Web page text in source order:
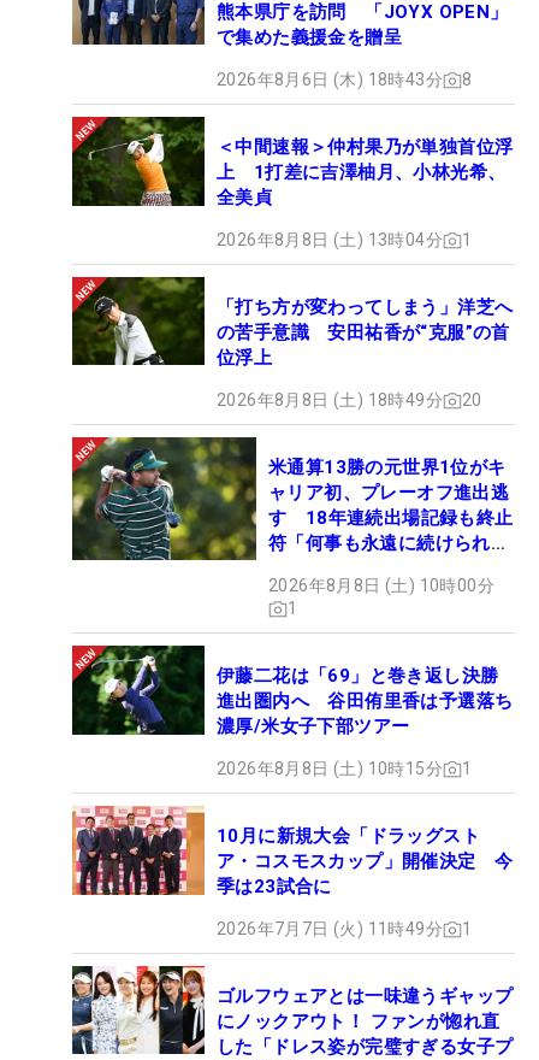
熊本県庁を訪問 「JOYX OPEN」
で集めた義援金を贈呈
2026年8月6日 (木) 18時43分 8
＜中間速報＞仲村果乃が単独首位浮
上 1打差に吉澤柚月、小林光希、
全美貞
2026年8月8日 (土) 13時04分 1
「打ち方が変わってしまう」洋芝へ
の苦手意識 安田祐香が“克服”の首
位浮上
2026年8月8日 (土) 18時49分 20
米通算13勝の元世界1位がキ
ャリア初、プレーオフ進出逃
す 18年連続出場記録も終止
符「何事も永遠に続けられな
2026年8月8日 (土) 10時00分
1
伊藤二花は「69」と巻き返し決勝
進出圏内へ 谷田侑里香は予選落ち
濃厚/米女子下部ツアー
2026年8月8日 (土) 10時15分 1
10月に新規大会「ドラッグスト
ア・コスモスカップ」開催決定 今
季は23試合に
2026年7月7日 (火) 11時49分 1
ゴルフウェアとは一味違うギャップ
にノックアウト！ ファンが惚れ直
した「ドレス姿が完璧すぎる女子プ